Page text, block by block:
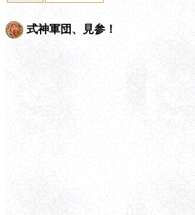
式神軍団、見参！